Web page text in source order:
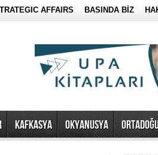
AFFAIRS BASINDA BİZ
KAFKASYA OKYANUSYA